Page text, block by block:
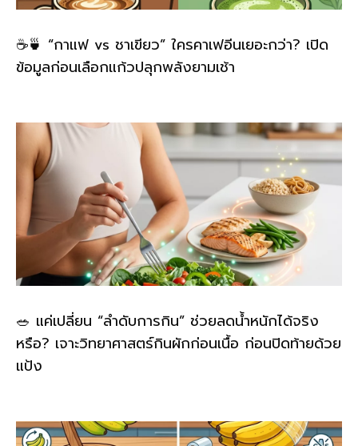
☕🍵 “กาแฟ vs ชาเขียว” ใครคาเฟอีนเยอะกว่า? เปิด
ข้อมูลก่อนเลือกแก้วปลุกพลังยามเช้า
🥗 แค่เปลี่ยน “ลำดับการกิน” ช่วยลดน้ำหนักได้จริง
หรือ? เจาะวิทยาศาสตร์กินผักก่อนเนื้อ ก่อนปิดท้ายด้วย
แป้ง